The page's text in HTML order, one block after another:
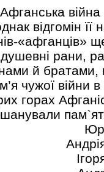
війна
відгомін
«афганців»
душевні рани,
й братами,
чужої війни
горах